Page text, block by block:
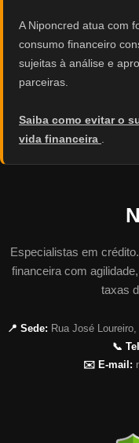
A Niponcred atua com
consumo financeiro
sujeitas à análise e
parceiras.
Saiba como evitar o
vida financeira .
Especialistas em
financeira com
taxas
📍 Sede: Rua José
📞
✉️ E-mail: